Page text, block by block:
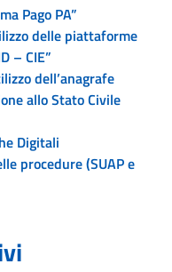
Pago PA”
delle piattaforme
– CIE”
dell’anagrafe
allo Stato Civile
Digitali
procedure (SUAP e